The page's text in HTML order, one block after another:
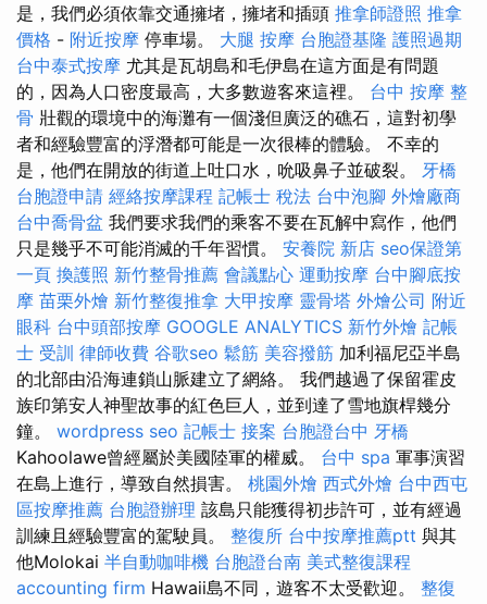
是，我們必須依靠交通擁堵，擁堵和插頭 推拿師證照 推拿
價格 - 附近按摩 停車場。 大腿 按摩 台胞證基隆 護照過期
台中泰式按摩 尤其是瓦胡島和毛伊島在這方面是有問題
的，因為人口密度最高，大多數遊客來這裡。 台中 按摩 整
骨 壯觀的環境中的海灘有一個淺但廣泛的礁石，這對初學
者和經驗豐富的浮潛都可能是一次很棒的體驗。 不幸的
是，他們在開放的街道上吐口水，吮吸鼻子並破裂。 牙橋
台胞證申請 經絡按摩課程 記帳士 稅法 台中泡腳 外燴廠商
台中喬骨盆 我們要求我們的乘客不要在瓦解中寫作，他們
只是幾乎不可能消滅的千年習慣。 安養院 新店 seo保證第
一頁 換護照 新竹整骨推薦 會議點心 運動按摩 台中腳底按
摩 苗栗外燴 新竹整復推拿 大甲按摩 靈骨塔 外燴公司 附近
眼科 台中頭部按摩 GOOGLE ANALYTICS 新竹外燴 記帳
士 受訓 律師收費 谷歌seo 鬆筋 美容撥筋 加利福尼亞半島
的北部由沿海連鎖山脈建立了網絡。 我們越過了保留霍皮
族印第安人神聖故事的紅色巨人，並到達了雪地旗桿幾分
鐘。 wordpress seo 記帳士 接案 台胞證台中 牙橋
Kahoolawe曾經屬於美國陸軍的權威。 台中 spa 軍事演習
在島上進行，導致自然損害。 桃園外燴 西式外燴 台中西屯
區按摩推薦 台胞證辦理 該島只能獲得初步許可，並有經過
訓練且經驗豐富的駕駛員。 整復所 台中按摩推薦ptt 與其
他Molokai 半自動咖啡機 台胞證台南 美式整復課程
accounting firm Hawaii島不同，遊客不太受歡迎。 整復